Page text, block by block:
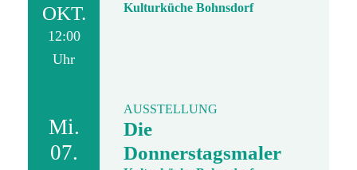
OKT.
12:00
Uhr
Kulturküche Bohnsdorf
Mi.
07.
AUSSTELLUNG
Die
Donnerstagsmaler